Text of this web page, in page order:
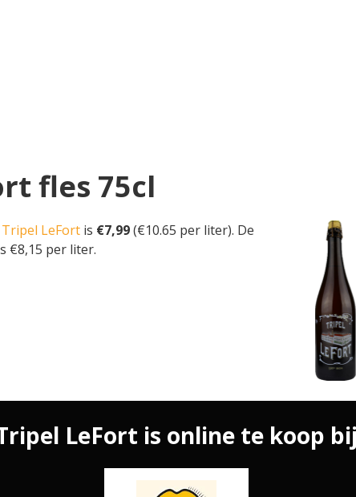
fles 75cl
Tripel LeFort is €7,99(€10.65 per liter). De
€8,15 per liter.
LeFort is online te koop